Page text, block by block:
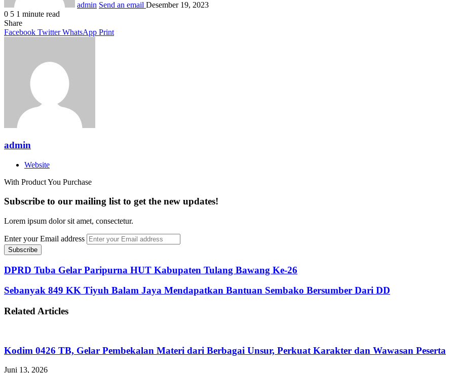
admin Send an email Desember 19, 2023
0 5 1 minute read
Share
Facebook Twitter WhatsApp Print
admin
Website
With Product You Purchase
Subscribe to our mailing list to get the new updates!
Lorem ipsum dolor sit amet, consectetur.
Enter your Email address
DPRD Tuba Gelar Paripurna HUT Kabupaten Tulang Bawang Ke-26
Sebanyak 849 KK Tiyuh Balam Jaya Mendapatkan Bantuan Sembako Bersumber Dari DD
Related Articles
Kodim 0426 TB, Gelar Pembekalan Materi dari Berbagai Unsur, Perkuat Karakter dan Wawasan Peserta
Juni 13, 2026